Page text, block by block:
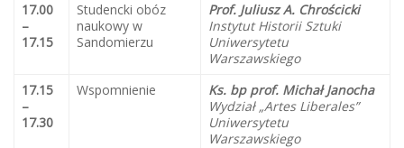
17.00
–
17.15
Studencki obóz
naukowy w
Sandomierzu
Prof. Juliusz A. Chrościcki
Instytut Historii Sztuki
Uniwersytetu
Warszawskiego
17.15
–
17.30
Wspomnienie
Ks. bp prof. Michał Janocha
Wydział „Artes Liberales”
Uniwersytetu
Warszawskiego